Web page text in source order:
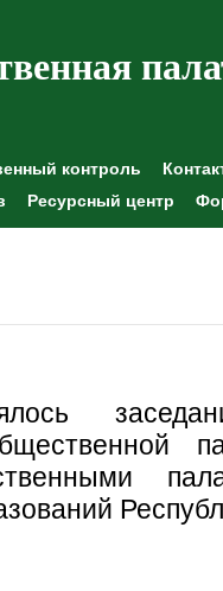
контроль
Ресурсный центр